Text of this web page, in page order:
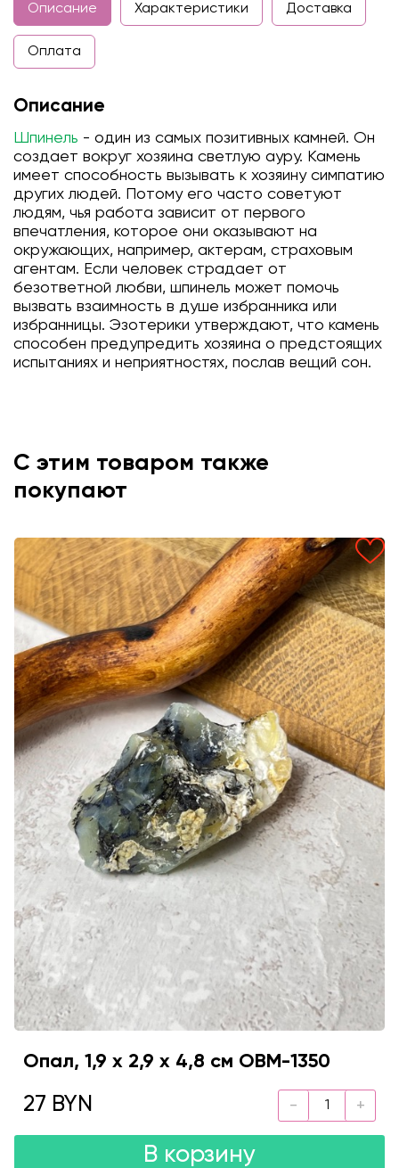
Описание Характеристики Доставка
Оплата
Описание
Шпинель - один из самых позитивных камней. Он
создает вокруг хозяина светлую ауру. Камень
имеет способность вызывать к хозяину симпатию
других людей. Потому его часто советуют
людям, чья работа зависит от первого
впечатления, которое они оказывают на
окружающих, например, актерам, страховым
агентам. Если человек страдает от
безответной любви, шпинель может помочь
вызвать взаимность в душе избранника или
избранницы. Эзотерики утверждают, что камень
способен предупредить хозяина о предстоящих
испытаниях и неприятностях, послав вещий сон.
С этим товаром также
покупают
Опал, 1,9 х 2,9 х 4,8 см OBM-1350
27 BYN
В корзину